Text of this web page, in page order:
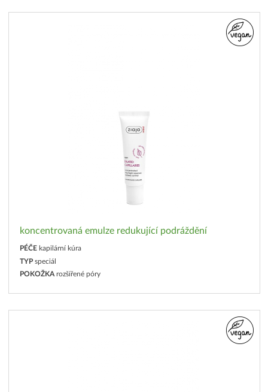
koncentrovaná emulze redukující podráždění
PÉČE kapilární kúra
TYP speciál
POKOŽKA rozšířené póry